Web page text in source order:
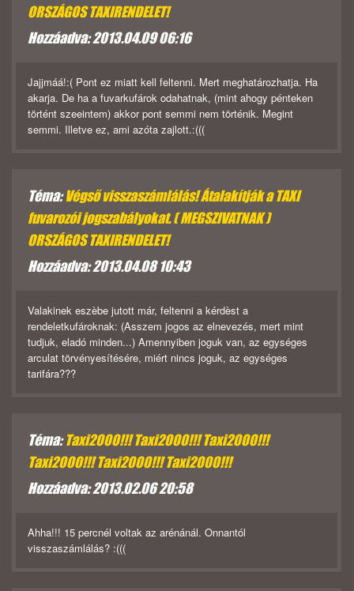
ORSZÁGOS TAXIRENDELET!
Hozzáadva: 2013.04.09 06:16
Jajjmáá!:( Pont ez miatt kell feltenni. Mert meghatározhatja. Ha
akarja. De ha a fuvarkufárok odahatnak, (mint ahogy pénteken
történt szeeintem) akkor pont semmi nem történik. Megint
semmi. Illetve ez, ami azóta zajlott.:(((
Téma:Végső visszaszámlálás! Átalakítják a TAXI
fuvarozói jogszabályokat. ( MEGSZIVATNAK )
ORSZÁGOS TAXIRENDELET!
Hozzáadva: 2013.04.08 10:43
Valakinek eszèbe jutott már, feltenni a kérdèst a
rendeletkufároknak: (Asszem jogos az elnevezés, mert mint
tudjuk, eladó minden...) Amennyiben joguk van, az egységes
arculat törvényesítésére, miért nincs joguk, az egységes
tarifára???
Téma:Taxi2000!!! Taxi2000!!! Taxi2000!!!
Taxi2000!!! Taxi2000!!! Taxi2000!!!
Hozzáadva: 2013.02.06 20:58
Ahha!!! 15 percnél voltak az arénánál. Onnantól
visszaszámlálás? :(((